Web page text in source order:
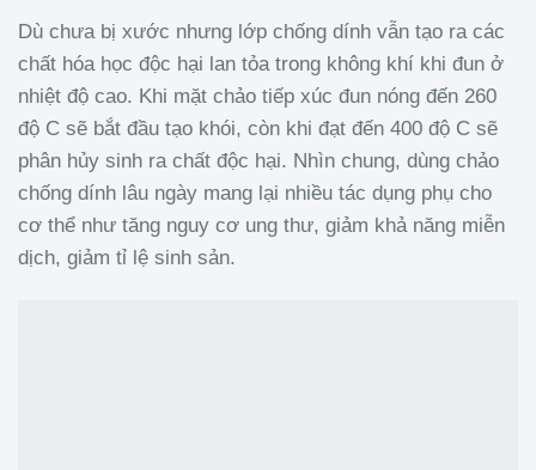
Dù chưa bị xước nhưng lớp chống dính vẫn tạo ra các
chất hóa học độc hại lan tỏa trong không khí khi đun ở
nhiệt độ cao. Khi mặt chảo tiếp xúc đun nóng đến 260
độ C sẽ bắt đầu tạo khói, còn khi đạt đến 400 độ C sẽ
phân hủy sinh ra chất độc hại. Nhìn chung, dùng chảo
chống dính lâu ngày mang lại nhiều tác dụng phụ cho
cơ thể như tăng nguy cơ ung thư, giảm khả năng miễn
dịch, giảm tỉ lệ sinh sản.